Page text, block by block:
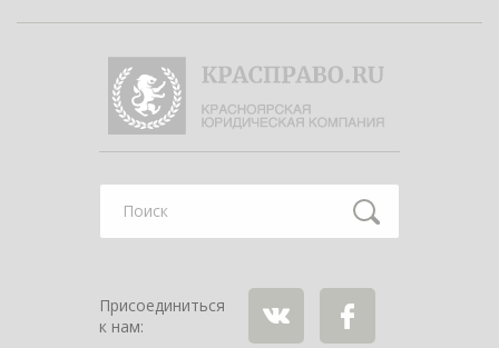
Присоединиться
к нам: